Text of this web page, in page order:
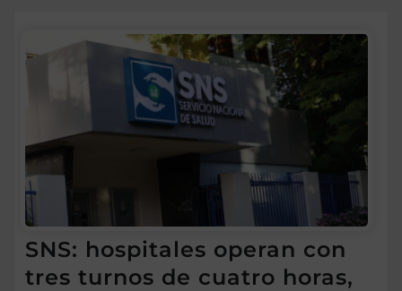
SNS: hospitales operan con
tres turnos de cuatro horas,